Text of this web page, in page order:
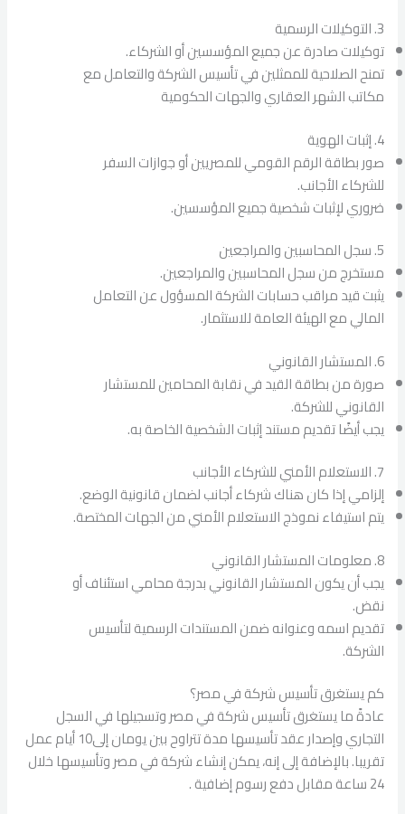
3. التوكيلات الرسمية
توكيلات صادرة عن جميع المؤسسين أو الشركاء.
تمنح الصلاحية للممثلين في تأسيس الشركة والتعامل مع
مكاتب الشهر العقاري والجهات الحكومية
4. إثبات الهوية
صور بطاقة الرقم القومي للمصريين أو جوازات السفر
للشركاء الأجانب.
ضروري لإثبات شخصية جميع المؤسسين.
5. سجل المحاسبين والمراجعين
مستخرج من سجل المحاسبين والمراجعين.
يثبت قيد مراقب حسابات الشركة المسؤول عن التعامل
المالي مع الهيئة العامة للاستثمار.
6. المستشار القانوني
صورة من بطاقة القيد في نقابة المحامين للمستشار
القانوني للشركة.
يجب أيضًا تقديم مستند إثبات الشخصية الخاصة به.
7. الاستعلام الأمني للشركاء الأجانب
إلزامي إذا كان هناك شركاء أجانب لضمان قانونية الوضع.
يتم استيفاء نموذج الاستعلام الأمني من الجهات المختصة.
8. معلومات المستشار القانوني
يجب أن يكون المستشار القانوني بدرجة محامي استئناف أو
نقض.
تقديم اسمه وعنوانه ضمن المستندات الرسمية لتأسيس
الشركة.
كم يستغرق تأسيس شركة في مصر؟
عادةً ما يستغرق تأسيس شركة في مصر وتسجيلها في السجل
التجاري وإصدار عقد تأسيسها مدة تتراوح بين يومان إلى10 أيام عمل
تقريبا. بالإضافة إلى إنه، يمكن إنشاء شركة في مصر وتأسيسها خلال
24 ساعة مقابل دفع رسوم إضافية .